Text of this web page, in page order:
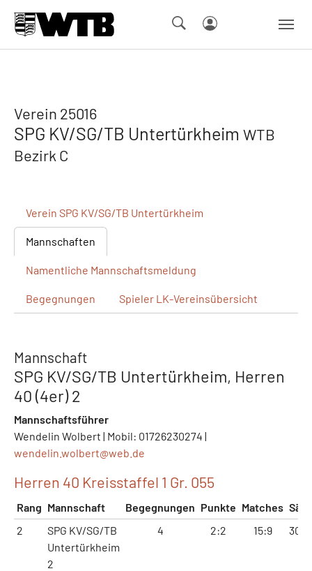
Verein 25016
SPG KV/SG/TB Untertürkheim WTB
Bezirk C
Verein SPG KV/SG/TB Untertürkheim
Mannschaften
Namentliche Mannschaftsmeldung
Begegnungen Spieler LK-Vereinsübersicht
Mannschaft
SPG KV/SG/TB Untertürkheim, Herren
40 (4er) 2
Mannschaftsführer
Wendelin Wolbert | Mobil: 01726230274 |
wendelin.wolbert@web.de
Herren 40 Kreisstaffel 1 Gr. 055
Rang Mannschaft Begegnungen Punkte Matches
2
SPG KV/SG/TB
Untertürkheim
2
4 2:2 15:9